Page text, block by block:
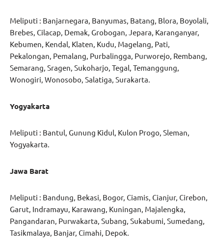
Meliputi : Banjarnegara, Banyumas, Batang, Blora, Boyolali,
Brebes, Cilacap, Demak, Grobogan, Jepara, Karanganyar,
Kebumen, Kendal, Klaten, Kudu, Magelang, Pati,
Pekalongan, Pemalang, Purbalingga, Purworejo, Rembang,
Semarang, Sragen, Sukoharjo, Tegal, Temanggung,
Wonogiri, Wonosobo, Salatiga, Surakarta.
Yogyakarta
Meliputi : Bantul, Gunung Kidul, Kulon Progo, Sleman,
Yogyakarta.
Jawa Barat
Meliputi : Bandung, Bekasi, Bogor, Ciamis, Cianjur, Cirebon,
Garut, Indramayu, Karawang, Kuningan, Majalengka,
Pangandaran, Purwakarta, Subang, Sukabumi, Sumedang,
Tasikmalaya, Banjar, Cimahi, Depok.